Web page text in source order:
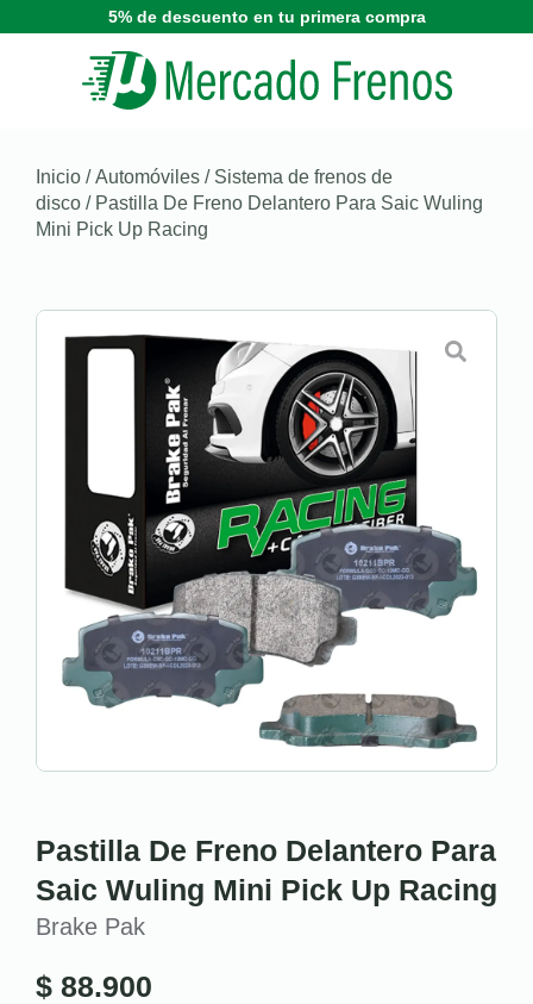
5% de descuento en tu primera compra
Inicio /Automóviles / Sistema de frenos de
disco / Pastilla De Freno Delantero Para Saic Wuling
Mini Pick Up Racing
Pastilla De Freno Delantero Para
Saic Wuling Mini Pick Up Racing
Brake Pak
$ 88.900